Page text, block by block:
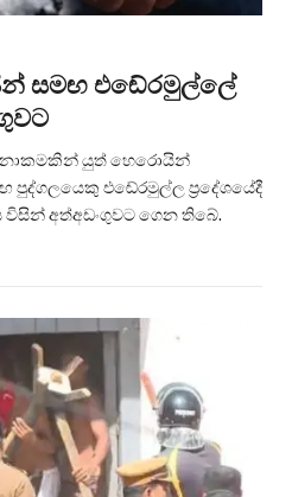
සමඟ එඬේරමුල්ලේ
යුත් හෙරොයින්
පුද්ගලයෙකු එඬේරමුල්ල ප්‍රදේශයේදී
අත්අඩංගුවට ගෙන තිබේ.